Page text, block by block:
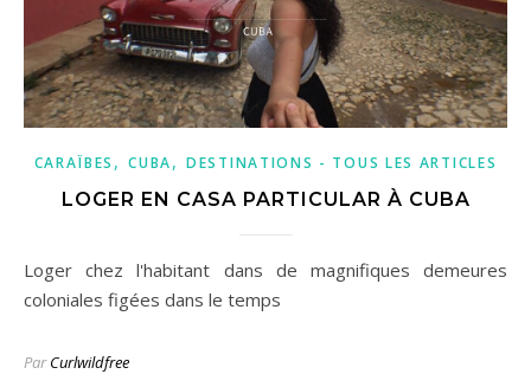
CARAÏBES ,CUBA, DESTINATIONS - TOUS LES ARTICLES
LOGER EN CASA PARTICULAR À CUBA
Loger chez l'habitant dans de magnifiques demeures
coloniales figées dans le temps
ParCurlwildfree